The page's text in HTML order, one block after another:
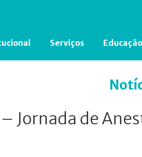
Serviços Educação
– Jornada de